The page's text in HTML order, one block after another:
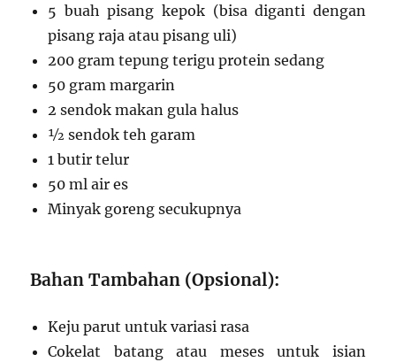
5 buah pisang kepok (bisa diganti dengan
pisang raja atau pisang uli)
200 gram tepung terigu protein sedang
50 gram margarin
2 sendok makan gula halus
½ sendok teh garam
1 butir telur
50 ml air es
Minyak goreng secukupnya
Bahan Tambahan (Opsional):
Keju parut untuk variasi rasa
Cokelat batang atau meses untuk isian